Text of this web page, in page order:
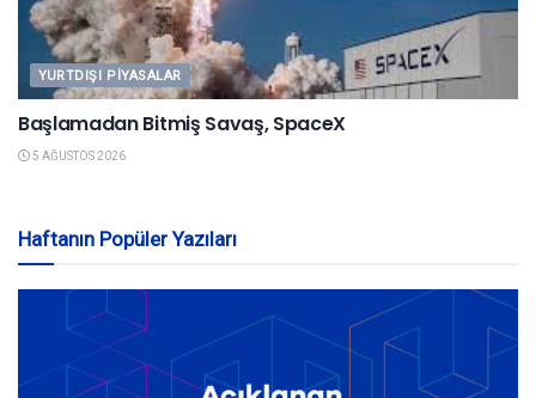
YURTDIŞI PIYASALAR
Başlamadan Bitmiş Savaş, SpaceX
5 AĞUSTOS 2026
Haftanın Popüler Yazıları